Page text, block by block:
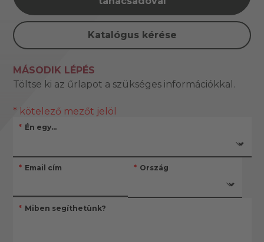
Katalógus kérése
MÁSODIK LÉPÉS
Töltse ki az űrlapot a szükséges információkkal.